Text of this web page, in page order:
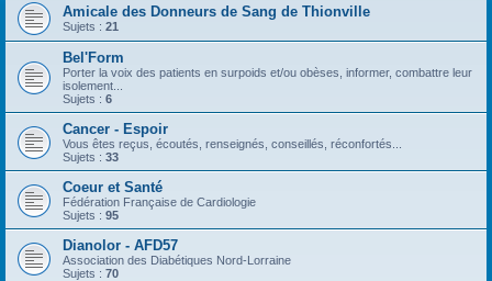
h
Amicale des Donneurs de Sang de Thionville
Sujets : 21
Bel'Form
Porter la voix des patients en surpoids et/ou obèses, informer, combattre leur
isolement...
Sujets : 6
Cancer - Espoir
Vous êtes reçus, écoutés, renseignés, conseillés, réconfortés...
Sujets : 33
Coeur et Santé
Fédération Française de Cardiologie
Sujets : 95
Dianolor - AFD57
Association des Diabétiques Nord-Lorraine
Sujets : 70